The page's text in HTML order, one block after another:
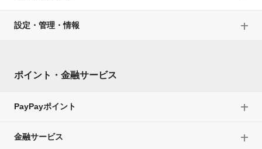
設定・管理・情報
ポイント・金融サービス
PayPayポイント
金融サービス